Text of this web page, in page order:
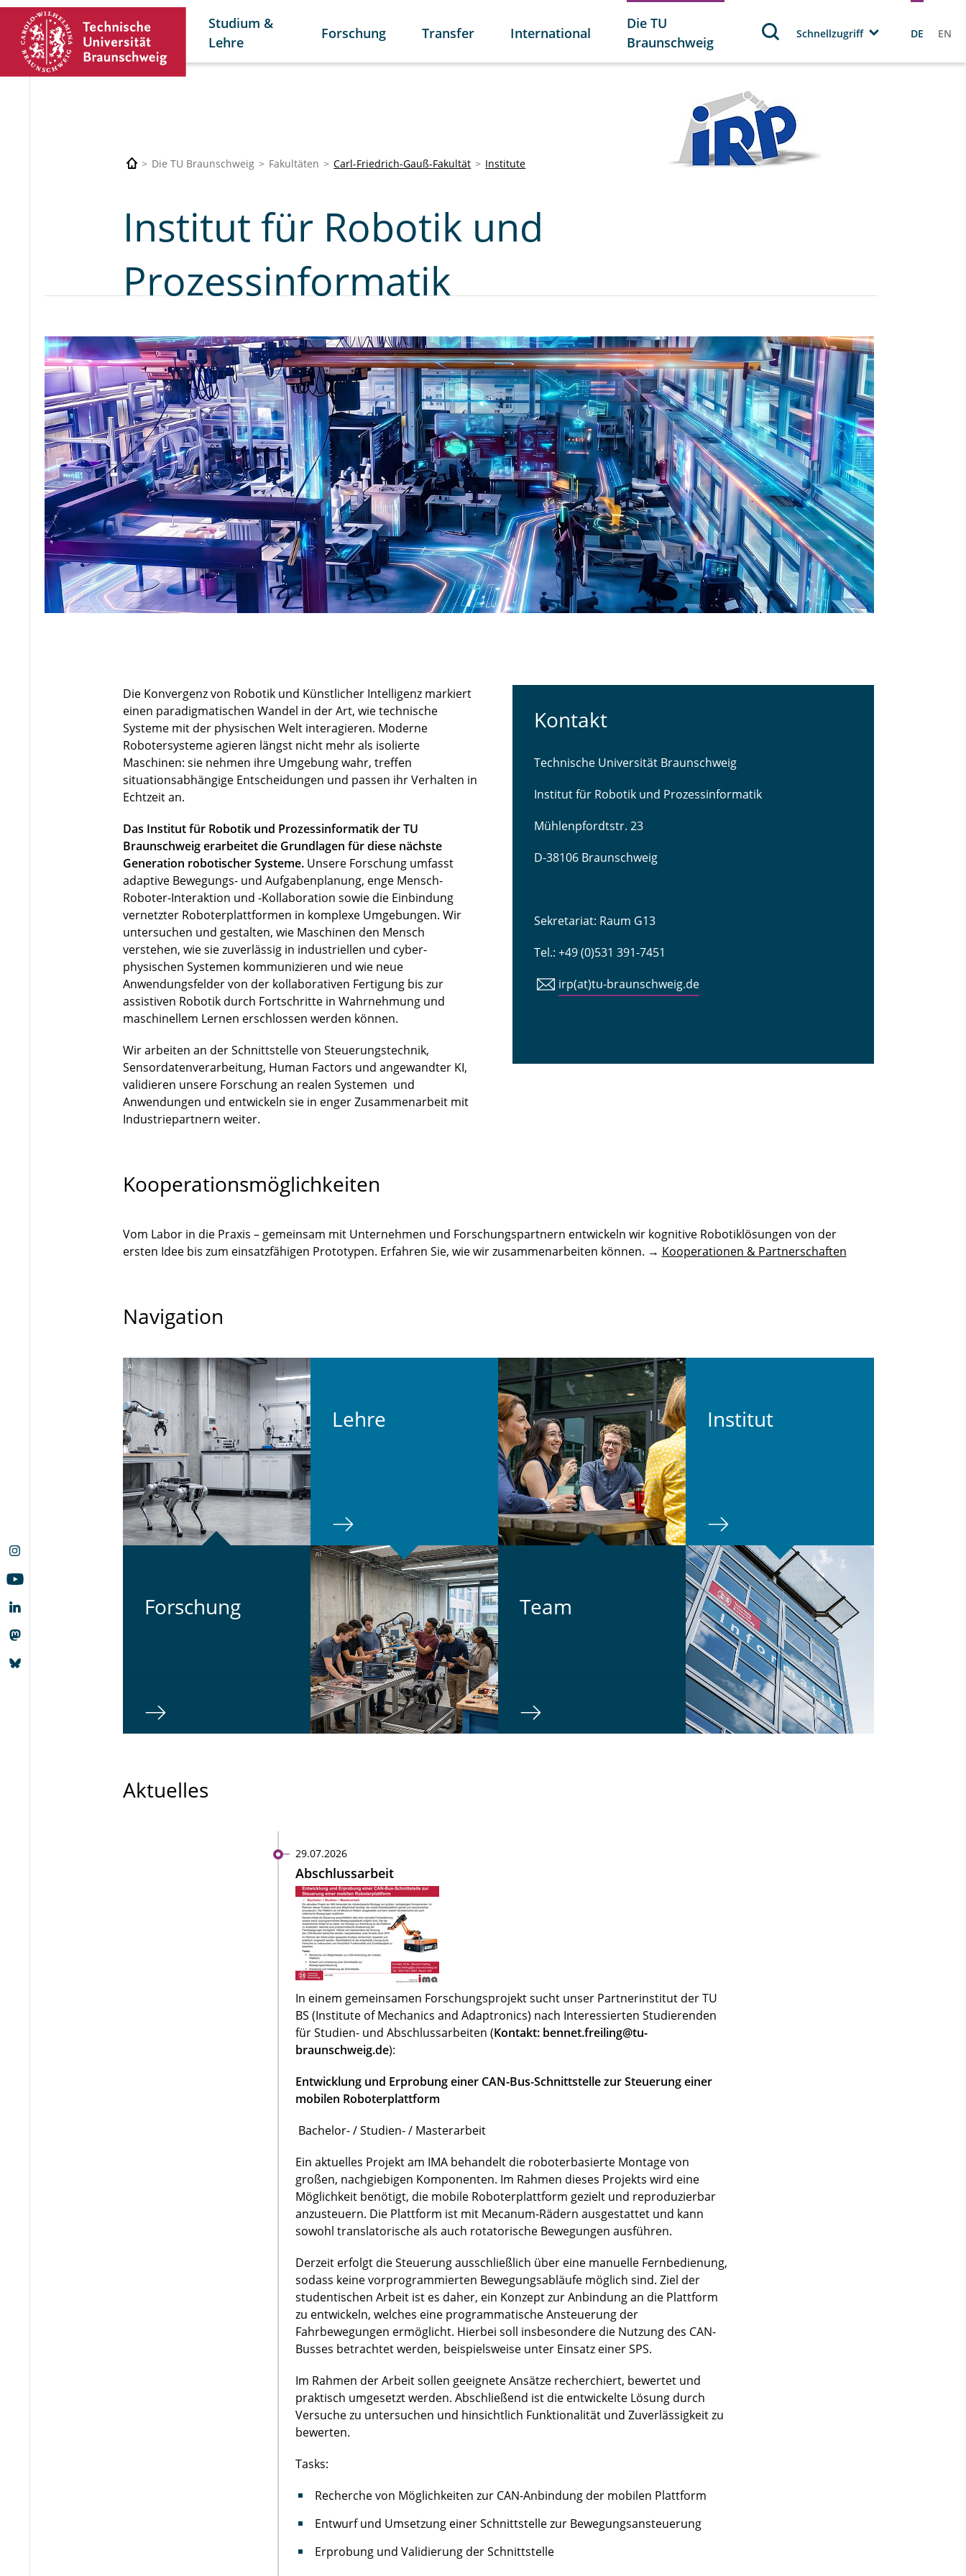
Studium &
Lehre
Forschung Transfer International
Die TU
Braunschweig
Schnellzugriff DE EN
Die TU Braunschweig Fakultäten Carl-Friedrich-Gauß-Fakultät Institute
Institut für Robotik und
Prozessinformatik
Die Konvergenz von Robotik und Künstlicher Intelligenz markiert
einen paradigmatischen Wandel in der Art, wie technische
Systeme mit der physischen Welt interagieren. Moderne
Robotersysteme agieren längst nicht mehr als isolierte
Maschinen: sie nehmen ihre Umgebung wahr, treffen
situationsabhängige Entscheidungen und passen ihr Verhalten in
Echtzeit an.
Das Institut für Robotik und Prozessinformatik der TU
Braunschweig erarbeitet die Grundlagen für diese nächste
Generation robotischer Systeme.Unsere Forschung umfasst
adaptive Bewegungs- und Aufgabenplanung, enge Mensch-
Roboter-Interaktion und -Kollaboration sowie die Einbindung
vernetzter Roboterplattformen in komplexe Umgebungen. Wir
untersuchen und gestalten, wie Maschinen den Mensch
verstehen, wie sie zuverlässig in industriellen und cyber-
physischen Systemen kommunizieren und wie neue
Anwendungsfelder von der kollaborativen Fertigung bis zur
assistiven Robotik durch Fortschritte in Wahrnehmung und
maschinellem Lernen erschlossen werden können.
Wir arbeiten an der Schnittstelle von Steuerungstechnik,
Sensordatenverarbeitung, Human Factors und angewandter KI,
validieren unsere Forschung an realen Systemen und
Anwendungen und entwickeln sie in enger Zusammenarbeit mit
Industriepartnern weiter.
Kontakt
Technische Universität Braunschweig
Institut für Robotik und Prozessinformatik
Mühlenpfordtstr. 23
D-38106 Braunschweig
Sekretariat: Raum G13
Tel.: +49 (0)531 391-7451
irp(at)tu-braunschweig.de
Kooperationsmöglichkeiten
Vom Labor in die Praxis – gemeinsam mit Unternehmen und Forschungspartnern entwickeln wir kognitive Robotiklösungen von der
ersten Idee bis zum einsatzfähigen Prototypen. Erfahren Sie, wie wir zusammenarbeiten können. → Kooperationen & Partnerschaften
Navigation
For­schung
Lehre
Team
In­sti­tut
Aktuelles
29.07.2026
Abschlussarbeit
In einem gemeinsamen Forschungsprojekt sucht unser Partnerinstitut der TU
BS (Institute of Mechanics and Adaptronics) nach Interessierten Studierenden
für Studien- und Abschlussarbeiten (Kontakt: bennet.freiling@tu-
braunschweig.de):
Entwicklung und Erprobung einer CAN-Bus-Schnittstelle zur Steuerung einer
mobilen Roboterplattform
Bachelor- / Studien- / Masterarbeit
Ein aktuelles Projekt am IMA behandelt die roboterbasierte Montage von
großen, nachgiebigen Komponenten. Im Rahmen dieses Projekts wird eine
Möglichkeit benötigt, die mobile Roboterplattform gezielt und reproduzierbar
anzusteuern. Die Plattform ist mit Mecanum-Rädern ausgestattet und kann
sowohl translatorische als auch rotatorische Bewegungen ausführen.
Derzeit erfolgt die Steuerung ausschließlich über eine manuelle Fernbedienung,
sodass keine vorprogrammierten Bewegungsabläufe möglich sind. Ziel der
studentischen Arbeit ist es daher, ein Konzept zur Anbindung an die Plattform
zu entwickeln, welches eine programmatische Ansteuerung der
Fahrbewegungen ermöglicht. Hierbei soll insbesondere die Nutzung des CAN-
Busses betrachtet werden, beispielsweise unter Einsatz einer SPS.
Im Rahmen der Arbeit sollen geeignete Ansätze recherchiert, bewertet und
praktisch umgesetzt werden. Abschließend ist die entwickelte Lösung durch
Versuche zu untersuchen und hinsichtlich Funktionalität und Zuverlässigkeit zu
bewerten.
Tasks:
Recherche von Möglichkeiten zur CAN-Anbindung der mobilen Plattform
Entwurf und Umsetzung einer Schnittstelle zur Bewegungsansteuerung
Erprobung und Validierung der Schnittstelle